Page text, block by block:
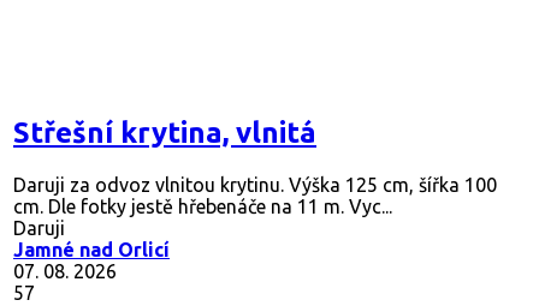
Střešní krytina, vlnitá
Daruji za odvoz vlnitou krytinu. Výška 125 cm, šířka 100
cm. Dle fotky jestě hřebenáče na 11 m. Vyc...
Daruji
Jamné nad Orlicí
07. 08. 2026
57